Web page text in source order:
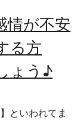
情が不安
る方
ょう♪
といわれてま